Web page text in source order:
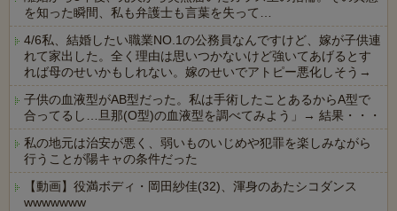
を知った瞬間、私も弁護士も言葉を失って…
4/6私、結婚したい職業NO.1の公務員なんですけど、嫁が子供連
れて家出した。全く理由は思いつかないけど強いてあげるとす
れば母のせいかもしれない。嫁のせいでアトピー悪化しそう→
子供の血液型がAB型だった。私は手術したことあるからA型で
合ってるし…旦那(O型)の血液型を調べてみよう」→ 結果・・・
私の地元は治安が悪く、弱いものいじめや犯罪を楽しみながら
行うことが陽キャの条件だった
【動画】役満ボディ・岡田紗佳(32)、渾身のあたシコダンス
wwwwwww